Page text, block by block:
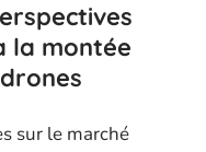
la montée
sur le marché